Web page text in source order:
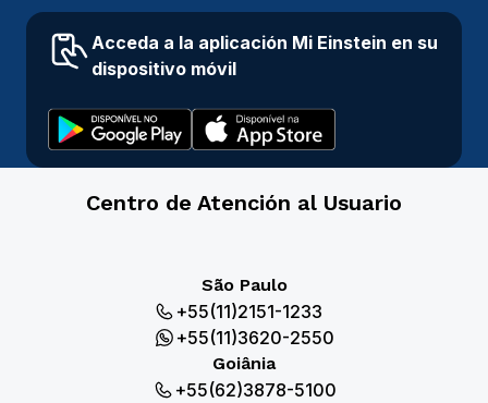
Acceda a la aplicación Mi Einstein en su
dispositivo móvil
Centro de Atención al Usuario
São Paulo
+55(11)2151-1233
+55(11)3620-2550
Goiânia
+55(62)3878-5100